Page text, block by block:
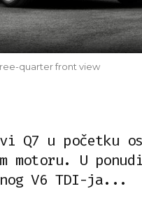
quarter front view
Q7 u početku
motoru. U
V6 TDI-ja...